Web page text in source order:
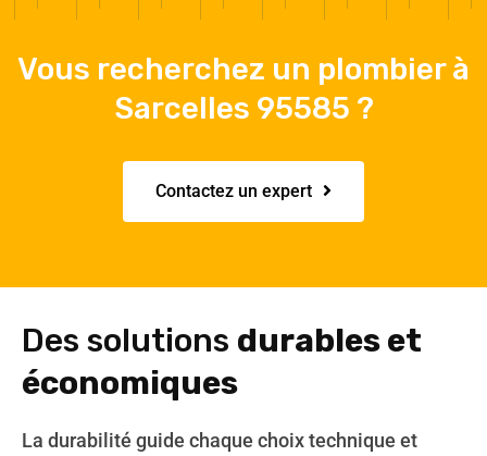
Vous recherchez un plombier à
Sarcelles 95585 ?
Contactez un expert
Des solutions durables et
économiques
La durabilité guide chaque choix technique et